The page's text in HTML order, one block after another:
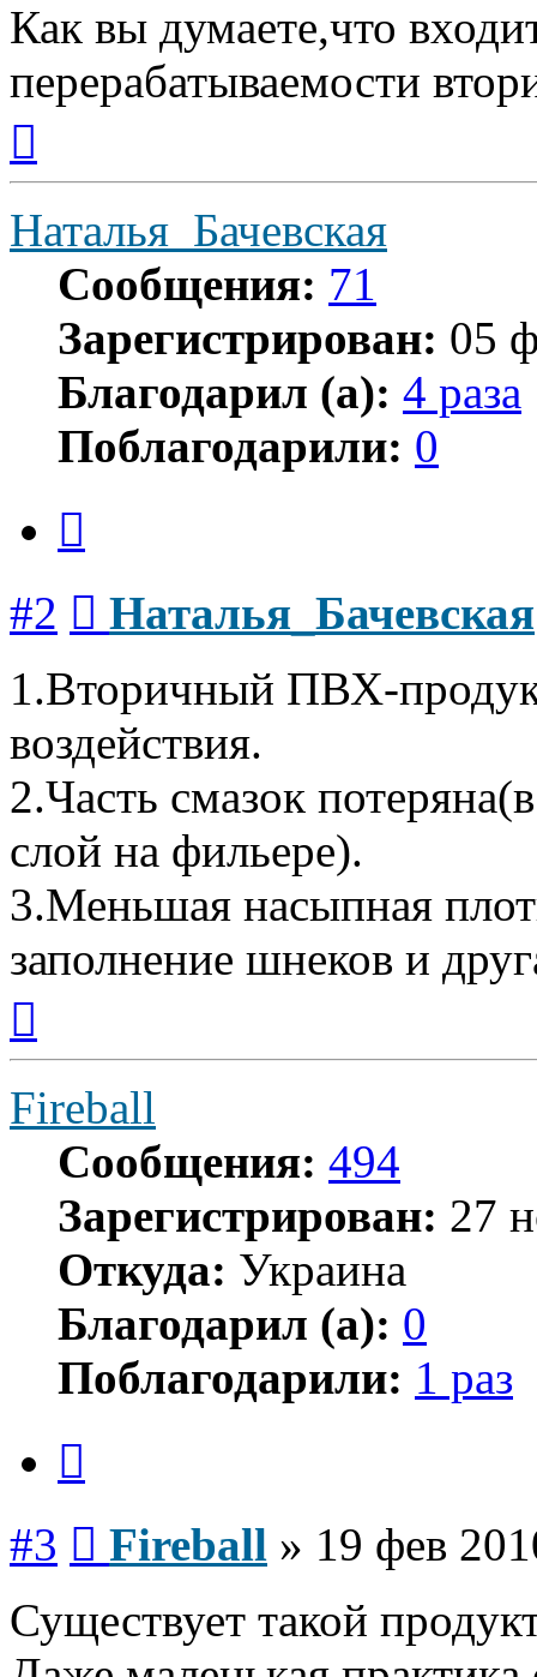
Как вы думаете,что
перерабатываемости
началу
Наталья_Бачевская
Сообщения: 71
Зарегистрирован: 05
Благодарил (а): 4 раза
Поблагодарили: 0
#2 Наталья_Бачевская
1.Вторичный ПВХ-
воздействия.
2.Часть смазок
слой на фильере).
3.Меньшая насыпная
заполнение шнеков и
началу
Fireball
Сообщения: 494
Зарегистрирован: 27
Откуда: Украина
Благодарил (а): 0
Поблагодарили: 1 раз
#3 Fireball » 19 фев
Существует такой